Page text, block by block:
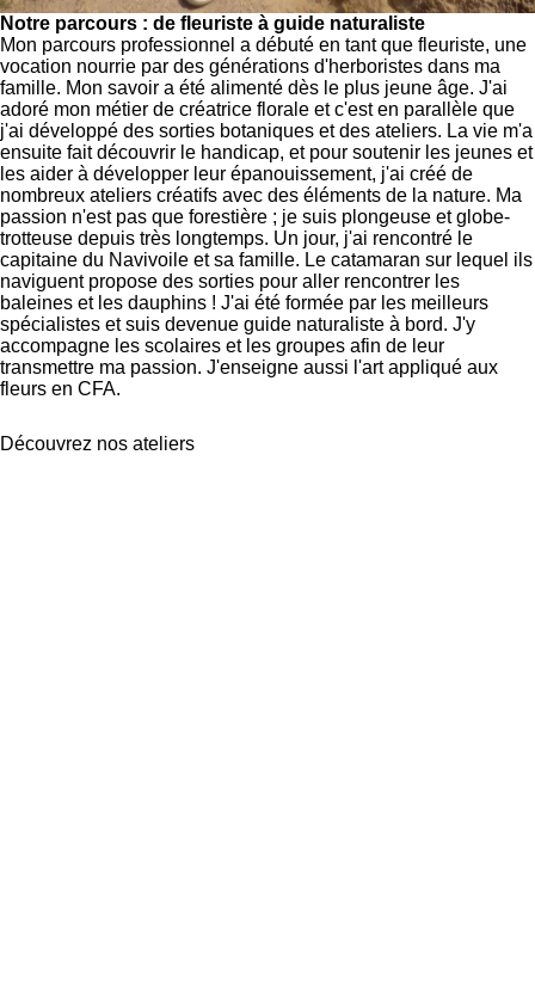
Notre parcours : de fleuriste à guide naturaliste
Mon parcours professionnel a débuté en tant que fleuriste, une
vocation nourrie par des générations d'herboristes dans ma
famille. Mon savoir a été alimenté dès le plus jeune âge. J'ai
adoré mon métier de créatrice florale et c'est en parallèle que
j'ai développé des sorties botaniques et des ateliers. La vie m'a
ensuite fait découvrir le handicap, et pour soutenir les jeunes et
les aider à développer leur épanouissement, j'ai créé de
nombreux ateliers créatifs avec des éléments de la nature. Ma
passion n'est pas que forestière ; je suis plongeuse et globe-
trotteuse depuis très longtemps. Un jour, j'ai rencontré le
capitaine du Navivoile et sa famille. Le catamaran sur lequel ils
naviguent propose des sorties pour aller rencontrer les
baleines et les dauphins ! J'ai été formée par les meilleurs
spécialistes et suis devenue guide naturaliste à bord. J'y
accompagne les scolaires et les groupes afin de leur
transmettre ma passion. J'enseigne aussi l'art appliqué aux
fleurs en CFA.
Découvrez nos ateliers